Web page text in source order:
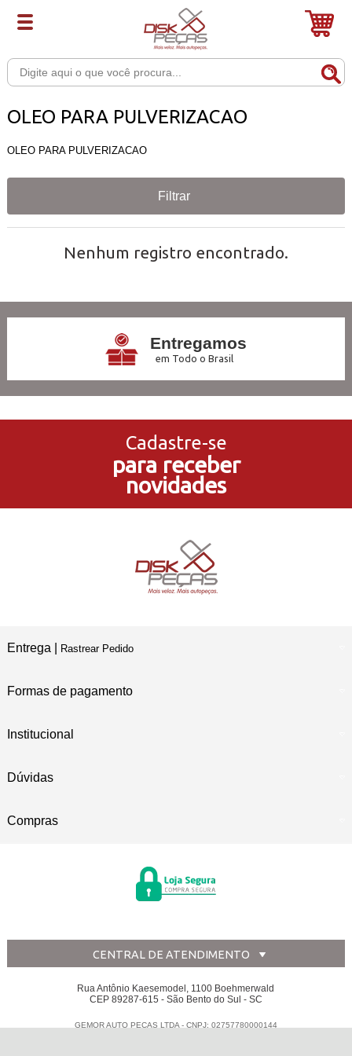
OLEO PARA PULVERIZACAO
OLEO PARA PULVERIZACAO
Filtrar
Nenhum registro encontrado.
Entregamos
em Todo o Brasil
no Cartão de Crédito
5% de Desconto
no Pagamento PIX
Em Nossas Lojas Físicas
Cadastre-se
para receber
novidades
Entrega | Rastrear Pedido
Formas de pagamento
Institucional
Dúvidas
Compras
CENTRAL DE ATENDIMENTO
Rua Antônio Kaesemodel, 1100 Boehmerwald
CEP 89287-615 - São Bento do Sul - SC
GEMOR AUTO PECAS LTDA - CNPJ: 02757780000144